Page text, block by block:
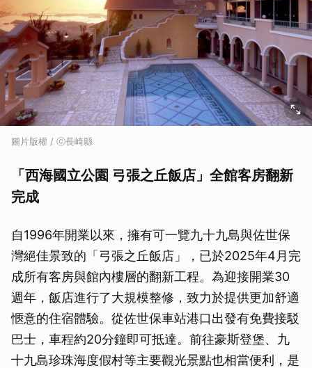
圖片版權 / ⓒ長崎縣
「西海國立公園 弓張之丘飯店」全館客房翻新
完成
自1996年開業以來，擁有可一覽九十九島與佐世保
灣絕佳景致的「弓張之丘飯店」，已於2025年4月完
成所有客房與館內樓層的翻新工程。為迎接開業30
週年，飯店進行了大規模整修，致力於提供更加舒適
愜意的住宿體驗。從佐世保車站港口出發有免費接駁
巴士，車程約20分鐘即可抵達。前往豪斯登堡、九
十九島珍珠海度假村等主要觀光景點也相當便利，是